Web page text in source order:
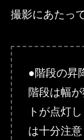
撮影にあたっ
●階段の昇
階段は幅
トが点灯
は十分注意